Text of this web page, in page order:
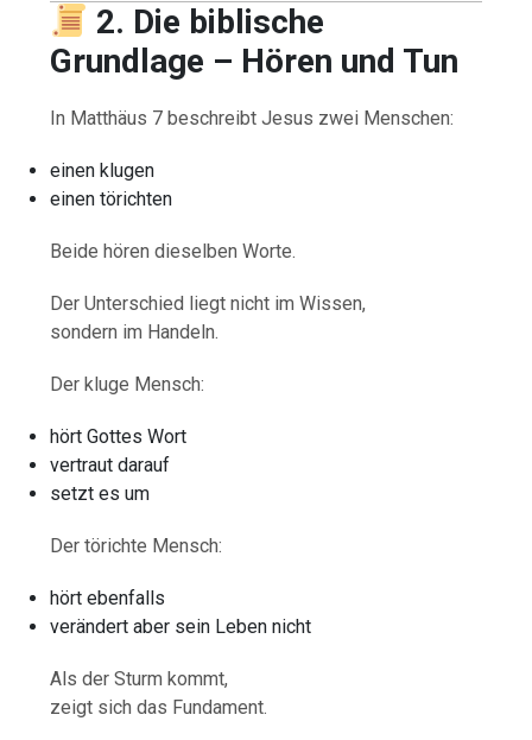
2. Die biblische
Grundlage – Hören und Tun
In Matthäus 7 beschreibt Jesus zwei Menschen:
einen klugen
einen törichten
Beide hören dieselben Worte.
Der Unterschied liegt nicht im Wissen,
sondern im Handeln.
Der kluge Mensch:
hört Gottes Wort
vertraut darauf
setzt es um
Der törichte Mensch:
hört ebenfalls
verändert aber sein Leben nicht
Als der Sturm kommt,
zeigt sich das Fundament.